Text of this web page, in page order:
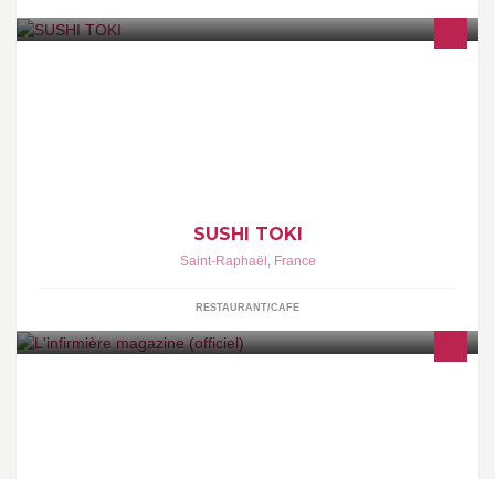
SUSHI TOKI
Saint-Raphaël , France
RESTAURANT/CAFE